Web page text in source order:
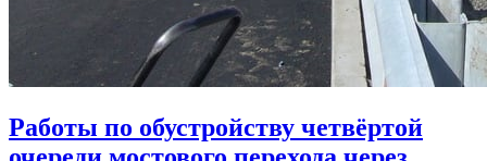
Работы по обустройству четвёртой